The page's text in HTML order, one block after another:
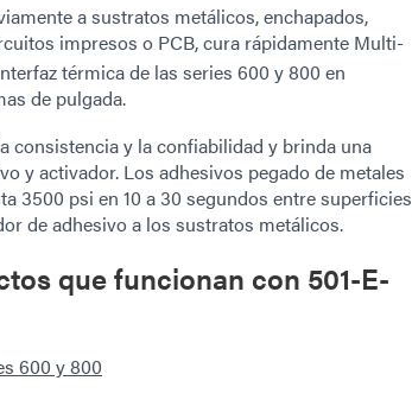
a sustratos metálicos, enchapados,
impresos o PCB, cura rápidamente Multi-
térmica de las series 600 y 800 en
de pulgada.
consistencia y la confiabilidad y brinda una
y activador. Los adhesivos pegado de metales
3500 psi en 10 a 30 segundos entre superficies
de adhesivo a los sustratos metálicos.
que funcionan con 501-E-
600 y 800